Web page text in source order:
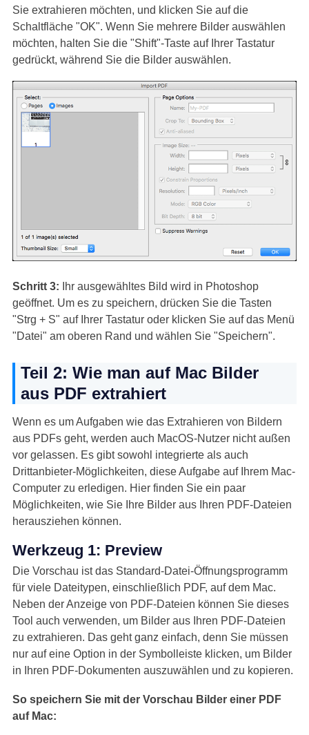
Sie extrahieren möchten, und klicken Sie auf die
Schaltfläche "OK". Wenn Sie mehrere Bilder auswählen
möchten, halten Sie die "Shift"-Taste auf Ihrer Tastatur
gedrückt, während Sie die Bilder auswählen.
Schritt 3: Ihr ausgewähltes Bild wird in Photoshop
geöffnet. Um es zu speichern, drücken Sie die Tasten
"Strg + S" auf Ihrer Tastatur oder klicken Sie auf das Menü
"Datei" am oberen Rand und wählen Sie "Speichern".
Teil 2: Wie man auf Mac Bilder
aus PDF extrahiert
Wenn es um Aufgaben wie das Extrahieren von Bildern
aus PDFs geht, werden auch MacOS-Nutzer nicht außen
vor gelassen. Es gibt sowohl integrierte als auch
Drittanbieter-Möglichkeiten, diese Aufgabe auf Ihrem Mac-
Computer zu erledigen. Hier finden Sie ein paar
Möglichkeiten, wie Sie Ihre Bilder aus Ihren PDF-Dateien
herausziehen können.
Werkzeug 1: Preview
Die Vorschau ist das Standard-Datei-Öffnungsprogramm
für viele Dateitypen, einschließlich PDF, auf dem Mac.
Neben der Anzeige von PDF-Dateien können Sie dieses
Tool auch verwenden, um Bilder aus Ihren PDF-Dateien
zu extrahieren. Das geht ganz einfach, denn Sie müssen
nur auf eine Option in der Symbolleiste klicken, um Bilder
in Ihren PDF-Dokumenten auszuwählen und zu kopieren.
So speichern Sie mit der Vorschau Bilder einer PDF
auf Mac: